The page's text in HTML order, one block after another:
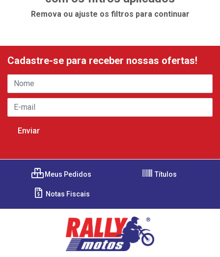
Remova ou ajuste os filtros para continuar
Cadastre-se para receber nossas ofertas!
Meus Pedidos Títulos
Notas Fiscais